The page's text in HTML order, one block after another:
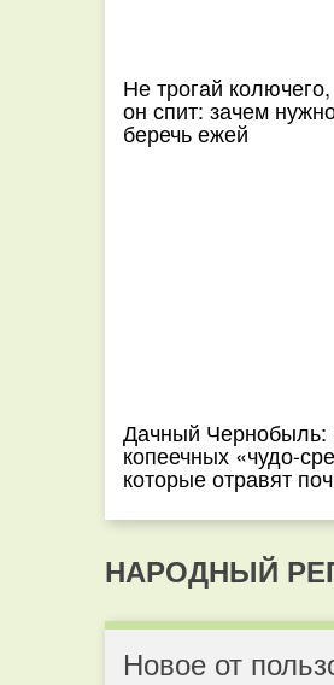
Не трогай
он спит: зачем
беречь ежей
Дачный Чернобыль:
копеечных «чудо-
которые отравят
НАРОДНЫЙ
Новое от